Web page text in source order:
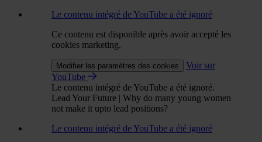
Le contenu intégré de YouTube a été ignoré
Ce contenu est disponible après avoir accepté les
cookies marketing.
Modifier les paramètres des cookies
Voir sur
YouTube
Le contenu intégré de YouTube a été ignoré.
Lead Your Future | Why do many young women
not make it upto lead positions?
Le contenu intégré de YouTube a été ignoré